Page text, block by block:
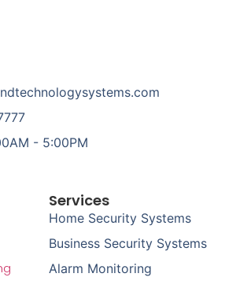
Services
Home Security Systems
Business Security Systems
Alarm Monitoring
- 5:00PM